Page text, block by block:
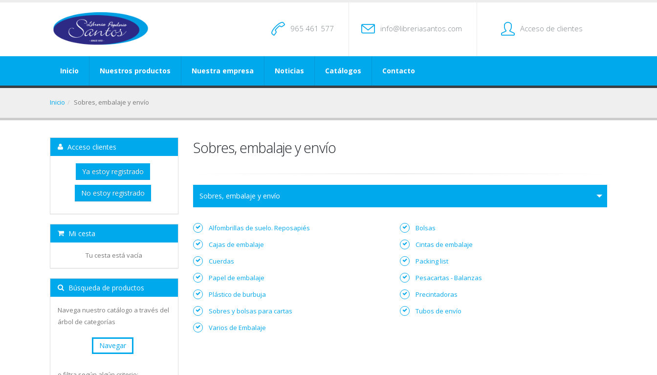
965 461 577 info@libreriasantos.com Acceso de clientes
Inicio Nuestros productos Nuestra empresa Noticias Catálogos Contacto
Inicio Sobres, embalaje y envío
Acceso clientes
Ya estoy registrado
No estoy registrado
Mi cesta
Tu cesta está vacía
Búsqueda de productos
Navega nuestro catálogo a través del
árbol de categorías
Navegar
Sobres, embalaje y envío
Sobres, embalaje y envío
Alfombrillas de suelo. Reposapiés
Bolsas
Cajas de embalaje
Cintas de embalaje
Cuerdas
Packing list
Papel de embalaje
Pesacartas - Balanzas
Plástico de burbuja
Precintadoras
Sobres y bolsas para cartas
Tubos de envío
Varios de Embalaje